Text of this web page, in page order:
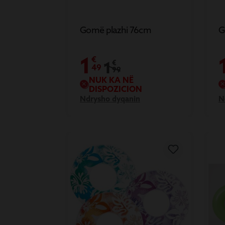
Gomë plazhi 76cm
1 €
49
NUK KA NË
DISPOZICION